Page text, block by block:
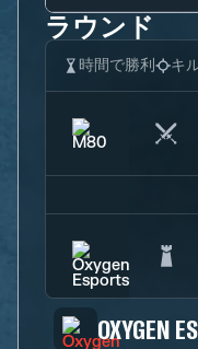
ラウンド
時間で勝利 キ
OXYGEN